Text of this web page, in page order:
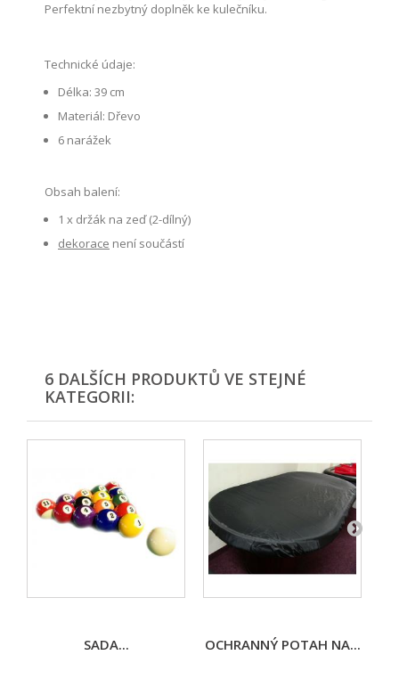
Perfektní nezbytný doplněk ke kulečníku.
Technické údaje:
Délka: 39 cm
Materiál: Dřevo
6 narážek
Obsah balení:
1 x držák na zeď (2-dílný)
dekorace není součástí
6 DALŠÍCH PRODUKTŮ VE STEJNÉ
KATEGORII:
SADA... OCHRANNÝ POTAH NA...